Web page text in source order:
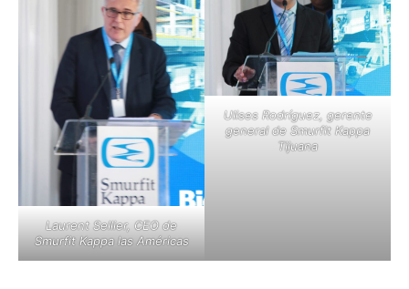
Laurent Sellier, CEO de
Smurfit Kappa las Américas
Ulises Rodríguez, gerente
general de Smurfit Kappa
Tijuana